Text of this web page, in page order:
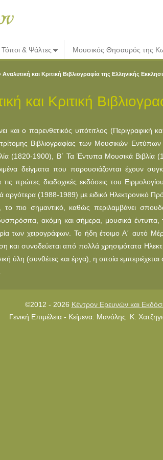
Τόποι & Ψάλτες Μουσικός Θησαυρός της
Αναλυτική και Κριτική Βιβλιογραφία της Ελληνικής
και Κριτική
και ο παρενθετικός υπότιτλος (Περιγραφική
Βιβλιογραφίας των Μουσικών
(1820-1900), Β΄ Τα Έντυπα Μουσικά Βιβλία
δείγματα που παρουσιάζονται έχουν
τις πρώτες διαδοχικές εκδόσεις του
αργότερα (1988-1989) με ειδικό Ηλεκτρονικό
το πιο σημαντικό, καθώς περιλαμβάνει
ακόμη και σήμερα, μουσικά
των χειρογράφων. Το ήδη έτοιμο Α΄ αυτό
και συνοδεύεται από πολλά χρησιμότατα
ύλη (συνθέτες και έργα), η οποία
©2012 - 2026 Κέντρον Ερευνών και
Γενική Επιμέλεια - Κείμενα: Μανόλης Κ.